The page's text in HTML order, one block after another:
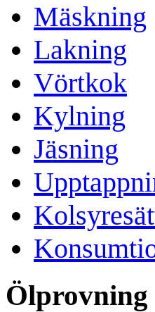
Mäskning
Lakning
Vörtkok
Kylning
Jäsning
Ölprovning